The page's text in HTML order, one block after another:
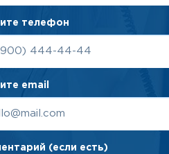
телефон
email
(если есть)